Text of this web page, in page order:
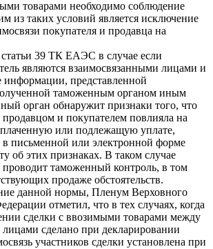
товарами необходимо соблюдение
из таких условий является исключение
покупателя и продавца на
39 ТК ЕАЭС в случае если
являются взаимосвязанными лицами и
информации, представленной
таможенным органом иным
орган обнаружит признаки того, что
и покупателем повлияла на
или подлежащую уплате,
письменной или электронной форме
об этих признаках. В таком случае
таможенный контроль, в том
продаже обстоятельств.
данной нормы, Пленум Верховного
отметил, что в тех случаях, когда
сделки с ввозимыми товарами между
сделано при декларировании
участников сделки установлена при